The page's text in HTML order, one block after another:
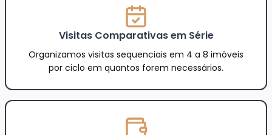
Visitas Comparativas em Série
Organizamos visitas sequenciais em 4 a 8 imóveis
por ciclo em quantos forem necessários.